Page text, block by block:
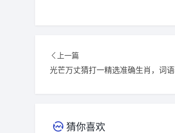
上一篇
猜你喜欢